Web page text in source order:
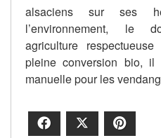
alsaciens sur ses
l’environnement, le
agriculture
pleine conversion bio,
manuelle pour les
Facebook